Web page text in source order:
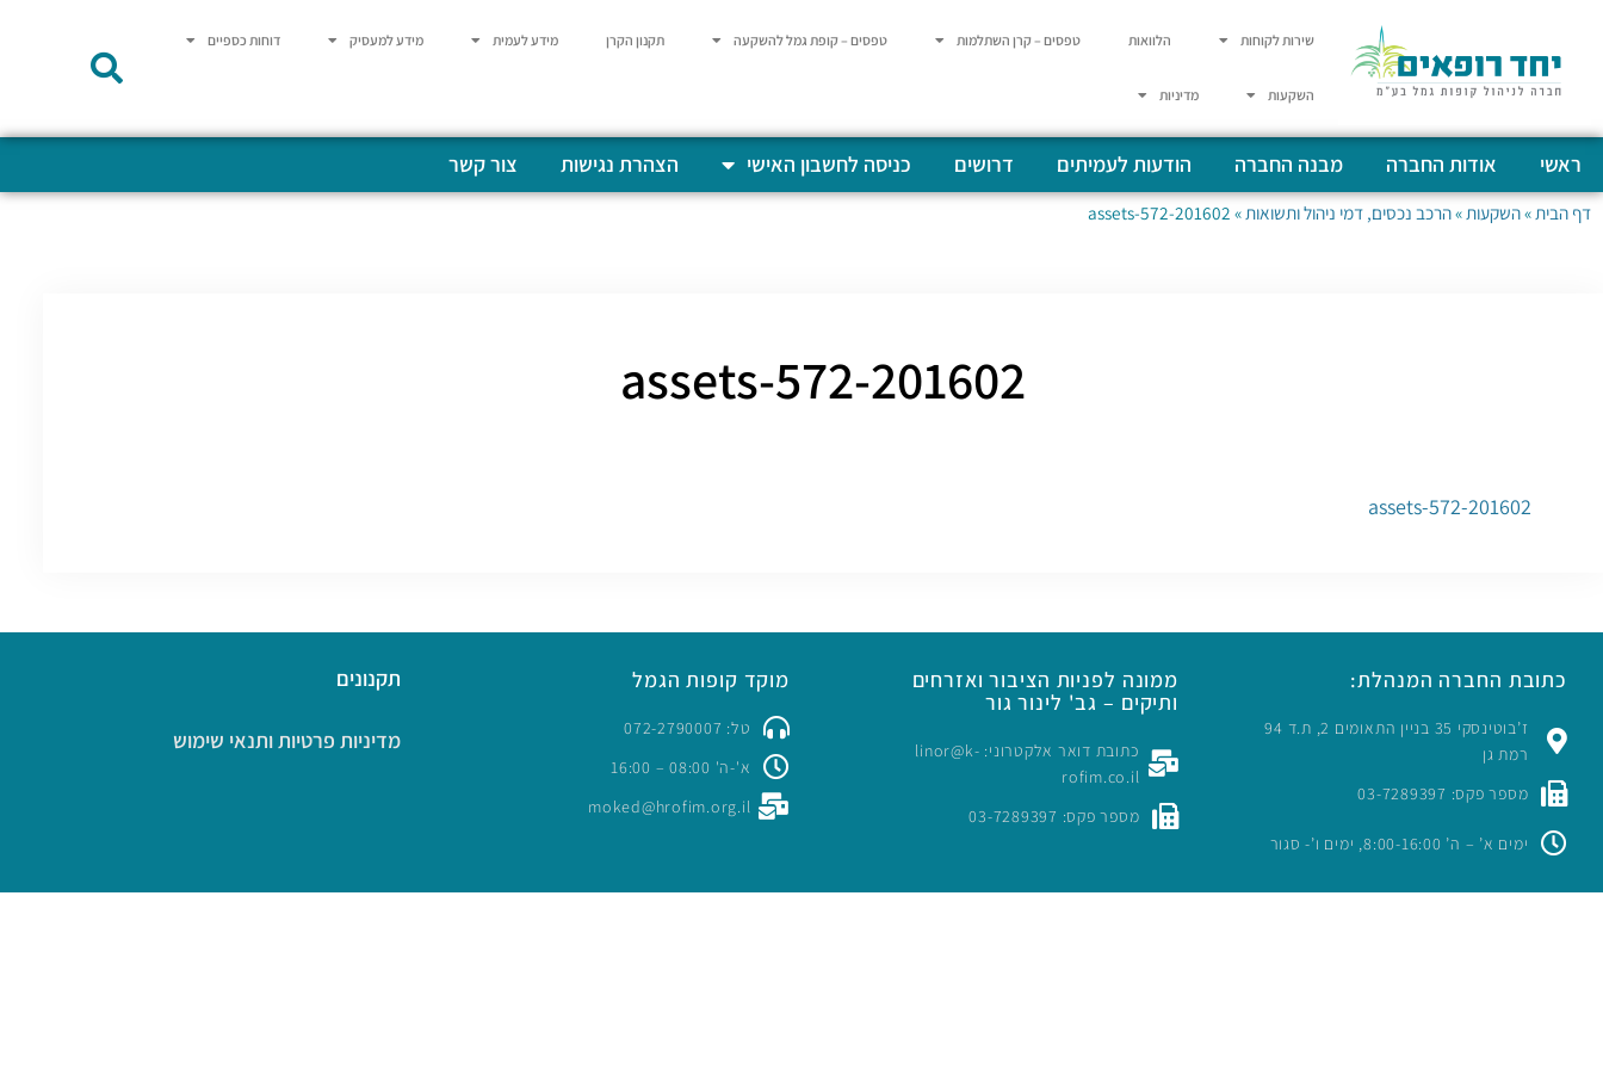
שירות לקוחות הלוואות טפסים – קרן השתלמות טפסים – קופת גמל להשקעה תקנון הקרן מידע לעמית מידע למעסיק דוחות כספיים
השקעות מדיניות
ראשי אודות החברה מבנה החברה הודעות לעמיתים דרושים כניסה לחשבון האישי הצהרת נגישות צור קשר
דף הבית »השקעות »הרכב נכסים, דמי ניהול ותשואות »
201602-assets-572
201602-assets-572
201602-assets-572
כתובת החברה המנהלת:
ז’בוטינסקי 35 בניין התאומים 2, ת.ד 94
רמת גן
מספר פקס: 03-7289397
ימים א’ – ה’ 8:00-16:00, ימים ו’- סגור
ממונה לפניות הציבור ואזרחים
ותיקים – גב' לינור גור
כתובת דואר אלקטרוני: linor@k-
rofim.co.il
מספר פקס: 03-7289397
מוקד קופות הגמל
טל: 072-2790007
א'-ה' 08:00 – 16:00
moked@hrofim.org.il
תקנונים
מדיניות פרטיות ותנאי שימוש